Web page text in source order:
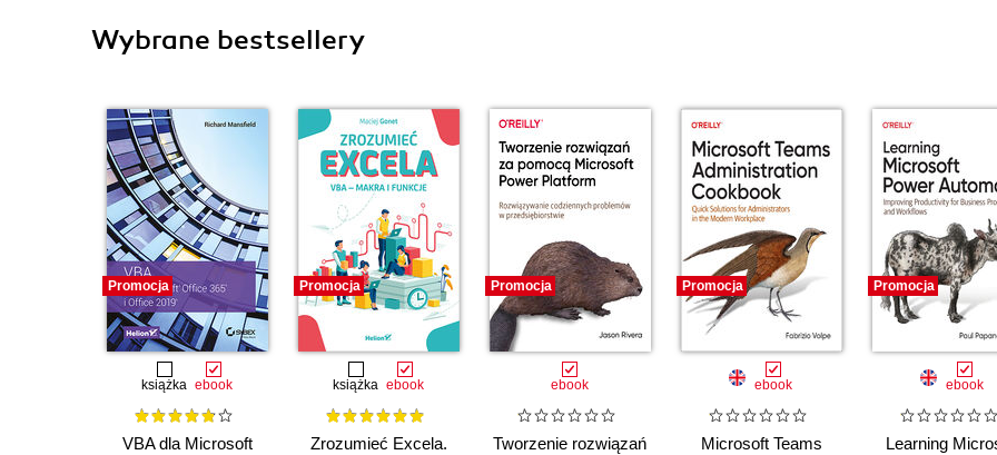
Wybrane bestsellery
Promocja
książka ebook
VBA dla Microsoft
Promocja
książka ebook
Zrozumieć Excela.
Promocja
ebook
Tworzenie rozwiązań
Promocja
ebook
Microsoft Teams
Promocja
ebook
Learning